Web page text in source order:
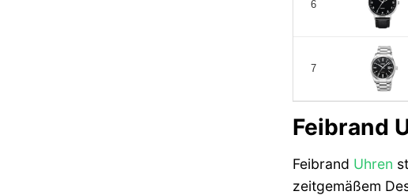
6
7
Feibrand
Feibrand Uhren
zeitgemäßem